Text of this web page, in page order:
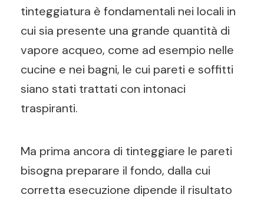
tinteggiatura è fondamentali nei locali in
cui sia presente una grande quantità di
vapore acqueo, come ad esempio nelle
cucine e nei bagni, le cui pareti e soffitti
siano stati trattati con intonaci
traspiranti.
Ma prima ancora di tinteggiare le pareti
bisogna preparare il fondo, dalla cui
corretta esecuzione dipende il risultato